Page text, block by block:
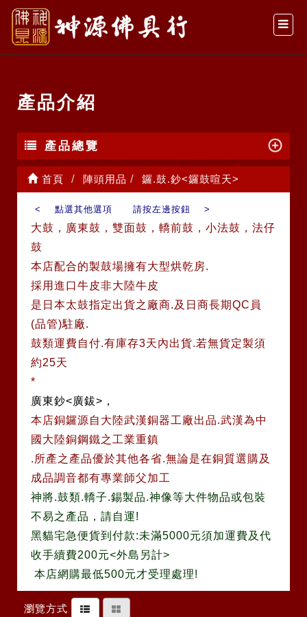
產品介紹
產品總覽
首頁 陣頭用品 鑼.鼓.鈔<鑼鼓喧天>
< 點選其他選項 請按左邊按鈕 >
大鼓，廣東鼓，雙面鼓，轎前鼓，小法鼓，法仔
鼓
本店配合的製鼓場擁有大型烘乾房.
採用進口牛皮非大陸牛皮
是日本太鼓指定出貨之廠商.及日商長期QC員
(品管)駐廠.
鼓類運費自付.有庫存3天內出貨.若無貨定製須
約25天
*
廣東鈔<廣鈸>，
本店銅鑼源自大陸武漢銅器工廠出品.武漢為中
國大陸銅鋼鐵之工業重鎮
.所產之產品優於其他各省.無論是在銅質選購及
成品調音都有專業師父加工
神將.鼓類.轎子.錫製品.神像等大件物品或包裝
不易之產品，請自運!
黑貓宅急便貨到付款:未滿5000元須加運費及代
收手續費200元<外島另計>
本店網購最低500元才受理處理!
瀏覽方式